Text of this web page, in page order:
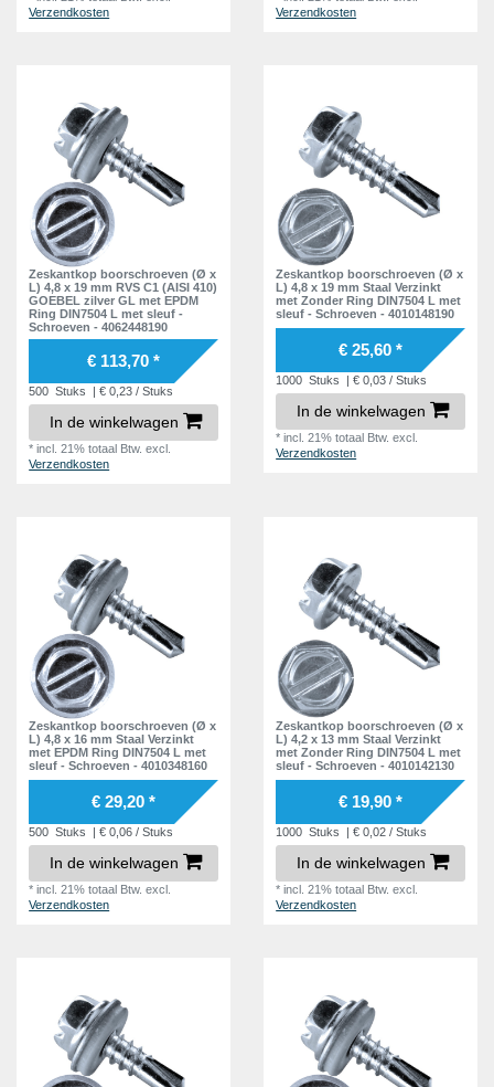
Verzendkosten
Verzendkosten
Zeskantkop boorschroeven (Ø x
L) 4,8 x 19 mm RVS C1 (AISI 410)
GOEBEL zilver GL met EPDM
Ring DIN7504 L met sleuf -
Schroeven - 4062448190
€ 113,70 *
500 Stuks | € 0,23 / Stuks
In de winkelwagen
*incl. 21% totaal Btw. excl.
Verzendkosten
Zeskantkop boorschroeven (Ø x
L) 4,8 x 19 mm Staal Verzinkt
met Zonder Ring DIN7504 L met
sleuf - Schroeven - 4010148190
€ 25,60 *
1000 Stuks | € 0,03 / Stuks
In de winkelwagen
*incl. 21% totaal Btw. excl.
Verzendkosten
Zeskantkop boorschroeven (Ø x
L) 4,8 x 16 mm Staal Verzinkt
met EPDM Ring DIN7504 L met
sleuf - Schroeven - 4010348160
€ 29,20 *
500 Stuks | € 0,06 / Stuks
In de winkelwagen
*incl. 21% totaal Btw. excl.
Verzendkosten
Zeskantkop boorschroeven (Ø x
L) 4,2 x 13 mm Staal Verzinkt
met Zonder Ring DIN7504 L met
sleuf - Schroeven - 4010142130
€ 19,90 *
1000 Stuks | € 0,02 / Stuks
In de winkelwagen
*incl. 21% totaal Btw. excl.
Verzendkosten